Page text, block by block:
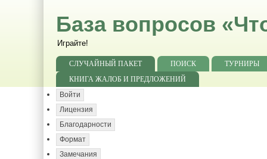
База вопросов
Играйте!
СЛУЧАЙНЫЙ ПАКЕТ ПОИСК
ТУРНИРЫ
КНИГА ЖАЛОБ И ПРЕДЛОЖЕНИЙ
Войти
Лицензия
Благодарности
Формат
Замечания